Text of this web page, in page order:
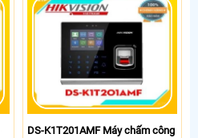
DS-K1T201AMF Máy chấm công